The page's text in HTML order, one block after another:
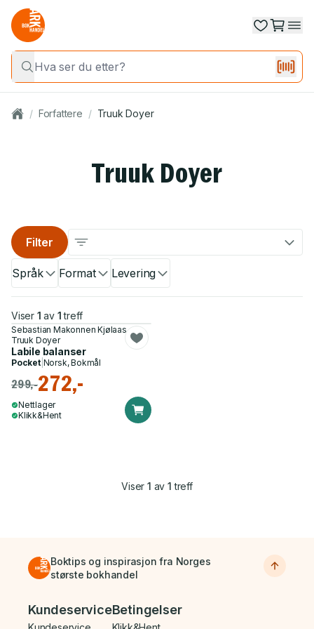
/ Forfattere / Truuk Doyer
Truuk Doyer
Språk Format Levering
Filter
Viser 1 av 1 treff
Sebastian Makonnen Kjølaas,
Truuk Doyer
Labile balanser
Pocket| Norsk, Bokmål
299,-272,-
Nettlager
Klikk&Hent
Viser1 av 1 treff
Boktips og inspirasjon fra Norges
største bokhandel
Bunnmeny
KundeserviceBetingelser